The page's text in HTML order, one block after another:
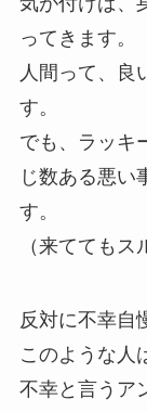
ってきます。
人間って、良
す。
でも、ラッキ
じ数ある悪い
す。
（来ててもス
反対に不幸自
このような人
不幸と言うア